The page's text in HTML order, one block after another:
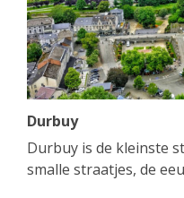
Durbuy
Durbuy is de kleinste
smalle straatjes, de